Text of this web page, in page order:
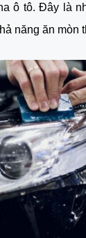
ô tô. Đây là
năng ăn mòn